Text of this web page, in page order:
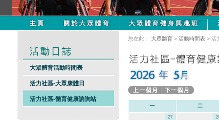
大眾體育活動時間表
活力社區-大眾康體日
活力社區-體育健康諮詢站
您在此： 大眾體育 > 活動時間表 > 活
27